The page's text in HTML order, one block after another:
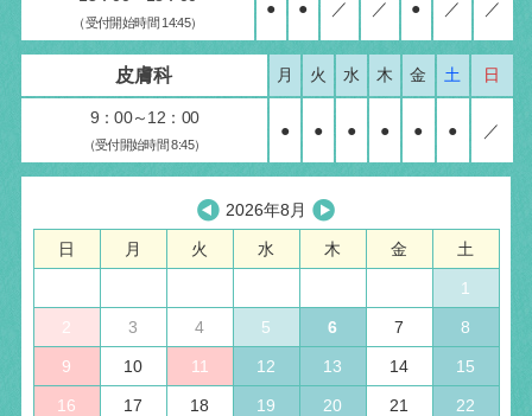
（受付開始時間 14:45）
● ● ／ ／ ● ／ ／
皮膚科 月 火 水 木 金 土 日
9：00～12：00
（受付開始時間 8:45）
● ● ● ● ● ● ／
2026年8月
日 月 火 水 木 金 土
1
2 3 4 5 6 7 8
9 10 11 12 13 14 15
16 17 18 19 20 21 22